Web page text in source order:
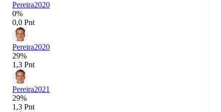
Pereira2020
0%
0,0 Pnt
Pereira2020
29%
1,3 Pnt
Pereira2021
29%
1,3 Pnt